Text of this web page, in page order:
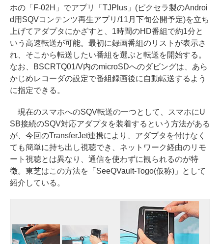
ホの「F-02H」でアプリ「TJPlus」(ピクセラ製のAndroi
d用SQVコンテンツ再生アプリ/11月下旬公開予定)を立ち
上げてアダプタにかざすと、1時間のHD番組で約1分と
いう高速転送が可能。最初に録画番組のリストが表示さ
れ、そこから転送したい番組を選ぶと転送を開始する。
なお、BSCRTQ01/V内のmicroSDへのダビングは、あら
かじめレコーダの設定で番組録画後に自動転送するよう
に指定できる。
現在のスマホへのSQV転送の一つとして、スマホにU
SB接続のSQV対応アダプタを装着するという方法がある
が、今回のTransferJet連携により、アダプタを付けなく
ても簡単に持ち出し視聴でき、ネットワーク経由のリモ
ート視聴とは異なり、通信を使わずに観られるのが特
徴。東芝はこの方法を「SeeQVault-Togo(仮称)」として
紹介している。